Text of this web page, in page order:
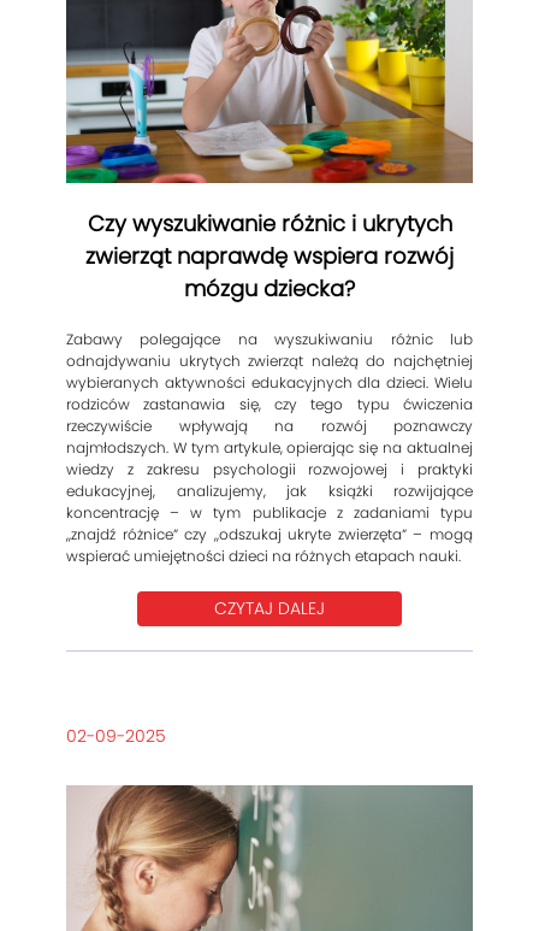
Czy wyszukiwanie różnic i ukrytych
zwierząt naprawdę wspiera rozwój
mózgu dziecka?
Zabawy polegające na wyszukiwaniu różnic lub
odnajdywaniu ukrytych zwierząt należą do najchętniej
wybieranych aktywności edukacyjnych dla dzieci. Wielu
rodziców zastanawia się, czy tego typu ćwiczenia
rzeczywiście wpływają na rozwój poznawczy
najmłodszych. W tym artykule, opierając się na aktualnej
wiedzy z zakresu psychologii rozwojowej i praktyki
edukacyjnej, analizujemy, jak książki rozwijające
koncentrację – w tym publikacje z zadaniami typu
„znajdź różnice” czy „odszukaj ukryte zwierzęta” – mogą
wspierać umiejętności dzieci na różnych etapach nauki.
CZYTAJ DALEJ
02-09-2025